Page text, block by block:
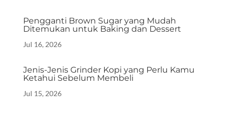
Pengganti Brown Sugar yang Mudah
Ditemukan untuk Baking dan Dessert
Jul 16, 2026
Jenis-Jenis Grinder Kopi yang Perlu Kamu
Ketahui Sebelum Membeli
Jul 15, 2026